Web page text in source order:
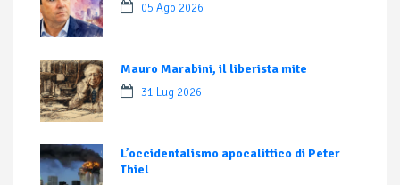
05 Ago 2026
Mauro Marabini, il liberista mite
31 Lug 2026
L’occidentalismo apocalittico di Peter
Thiel